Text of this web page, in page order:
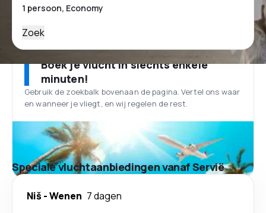
Zoek
Boek je vlucht in slechts enkele
minuten!
Gebruik de zoekbalk bovenaan de pagina. Vertel ons waar
en wanneer je vliegt, en wij regelen de rest.
Speciale vluchtaanbiedingen vanaf Servië
Niš -Wenen 7 dagen